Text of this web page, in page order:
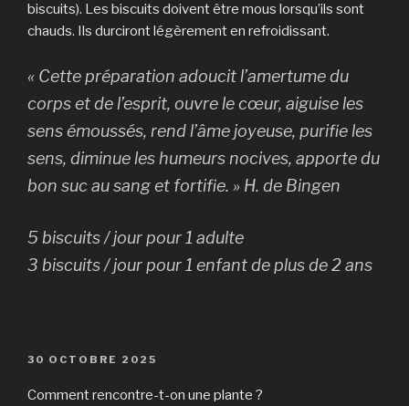
biscuits). Les biscuits doivent être mous lorsqu’ils sont
chauds. Ils durciront légèrement en refroidissant.
« Cette préparation adoucit l’amertume du
corps et de l’esprit, ouvre le cœur, aiguise les
sens émoussés, rend l’âme joyeuse, purifie les
sens, diminue les humeurs nocives, apporte du
bon suc au sang et fortifie. » H. de Bingen
5 biscuits / jour pour 1 adulte
3 biscuits / jour pour 1 enfant de plus de 2 ans
PUBLIÉ
30 OCTOBRE 2025
Comment rencontre-t-on une plante ?